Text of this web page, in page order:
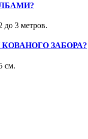
до 3 метров.
ЗАБОРА?
см.